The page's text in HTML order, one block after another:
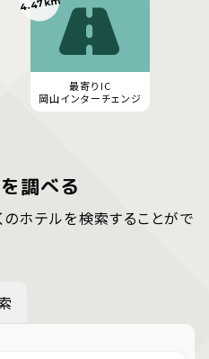
最寄りIC
岡山インターチェンジ
調べる
ホテルを検索することがで